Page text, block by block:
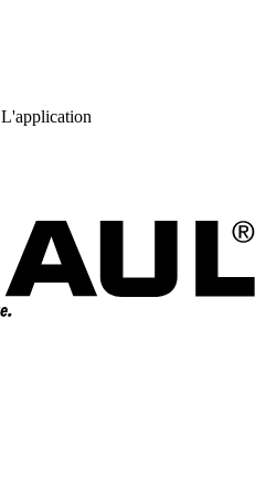
L'application